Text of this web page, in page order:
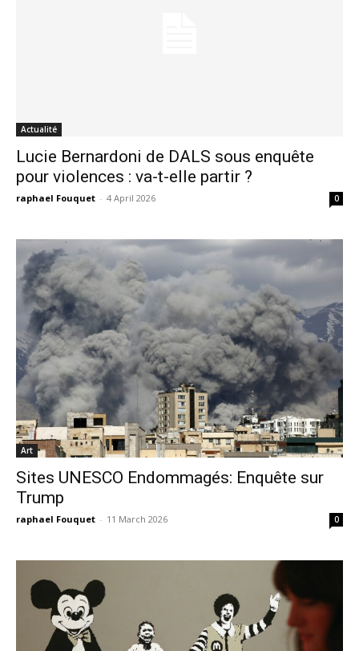
Actualité
Lucie Bernardoni de DALS sous enquête
pour violences : va-t-elle partir ?
raphael Fouquet - 4 April 2026 0
Art
Sites UNESCO Endommagés: Enquête sur
Trump
raphael Fouquet - 11 March 2026 0